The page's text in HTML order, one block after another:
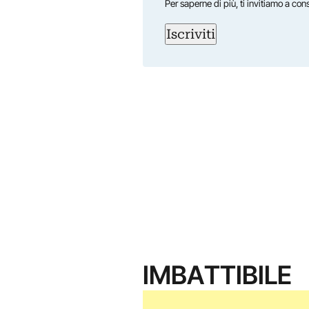
Per saperne di più, ti invitiamo a
Iscriviti
IMBATTIBILE